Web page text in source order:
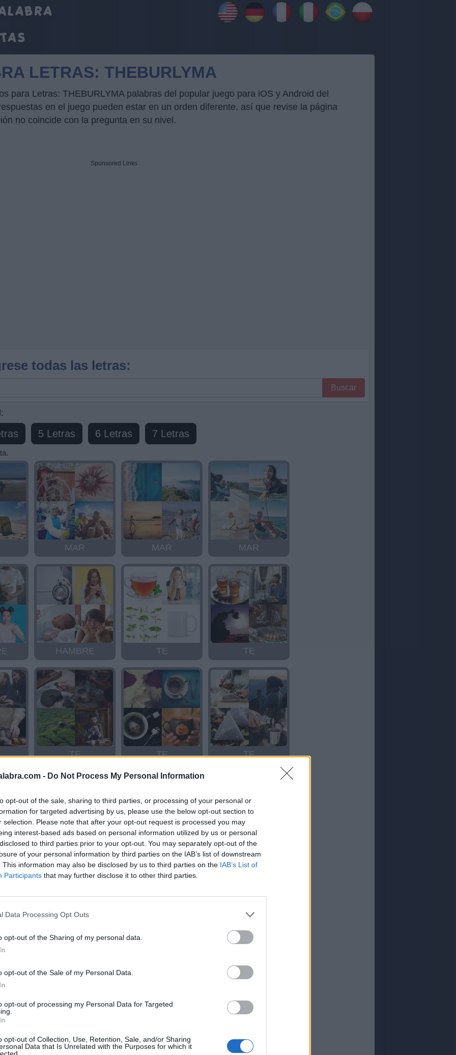
- Do Not Process My Personal Information
opt-out of the sale, sharing to third parties, or processing of your personal or
for targeted advertising by us, please use the below opt-out section to
selection. Please note that after your opt-out request is processed you may
interest-based ads based on personal information utilized by us or personal
to third parties prior to your opt-out. You may separately opt-out of the
of your personal information by third parties on the IAB’s list of downstream
This information may also be disclosed by us to third parties on the IAB’s List of
Participants that may further disclose it to other third parties.
Data Processing Opt Outs
opt-out of the Sharing of my personal data.
opt-out of the Sale of my Personal Data.
opt-out of processing my Personal Data for Targeted
opt-out of Collection, Use, Retention, Sale, and/or Sharing
Data that Is Unrelated with the Purposes for which it
LETRAS: THEBURLYMA
para Letras: THEBURLYMA palabras del popular juego para iOS y Android del
en el juego pueden estar en un orden diferente, así que revise la página
no coincide con la pregunta en su nivel.
Sponsored Links
todas las letras:
Buscar
5 Letras 6 Letras 7 Letras
MAR MAR MAR
HAMBRE TE TE
TE TE TE
TELA MATE MATE